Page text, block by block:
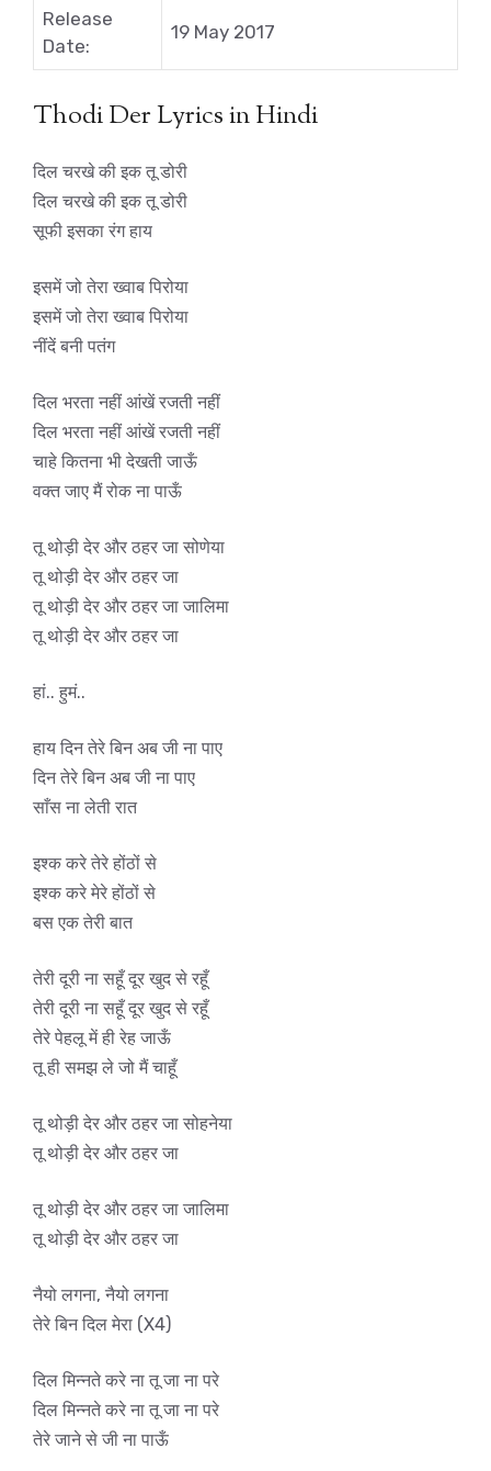
Release
Date:
19 May 2017
Thodi Der Lyrics in Hindi
दिल चरखे की इक तू डोरी
दिल चरखे की इक तू डोरी
सूफी इसका रंग हाय
इसमें जो तेरा ख्वाब पिरोया
इसमें जो तेरा ख्वाब पिरोया
नींदें बनी पतंग
दिल भरता नहीं आंखें रजती नहीं
दिल भरता नहीं आंखें रजती नहीं
चाहे कितना भी देखती जाऊँ
वक्त जाए मैं रोक ना पाऊँ
तू थोड़ी देर और ठहर जा सोणेया
तू थोड़ी देर और ठहर जा
तू थोड़ी देर और ठहर जा जालिमा
तू थोड़ी देर और ठहर जा
हां.. हुमं..
हाय दिन तेरे बिन अब जी ना पाए
दिन तेरे बिन अब जी ना पाए
साँस ना लेती रात
इश्क करे तेरे होंठों से
इश्क करे मेरे होंठों से
बस एक तेरी बात
तेरी दूरी ना सहूँ दूर खुद से रहूँ
तेरी दूरी ना सहूँ दूर खुद से रहूँ
तेरे पेहलू में ही रेह जाऊँ
तू ही समझ ले जो मैं चाहूँ
तू थोड़ी देर और ठहर जा सोहनेया
तू थोड़ी देर और ठहर जा
तू थोड़ी देर और ठहर जा जालिमा
तू थोड़ी देर और ठहर जा
नैयो लगना, नैयो लगना
तेरे बिन दिल मेरा (X4)
दिल मिन्नते करे ना तू जा ना परे
दिल मिन्नते करे ना तू जा ना परे
तेरे जाने से जी ना पाऊँ